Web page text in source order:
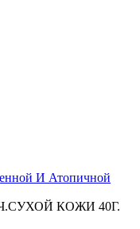
И Атопичной
КОЖИ 40Г.